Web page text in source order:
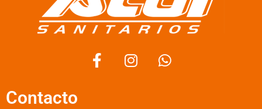
F
a
I
n
W
h
Contacto